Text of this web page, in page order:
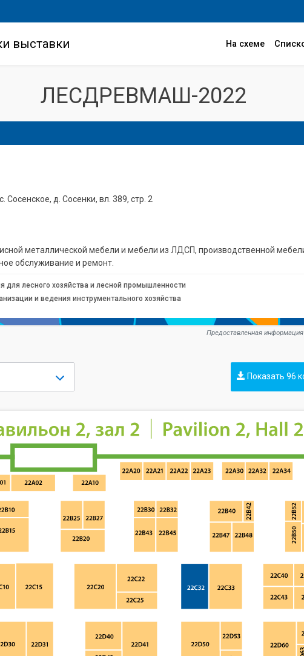
выставки На схеме
ЛЕСДРЕВМАШ-2022
Сосенское, д. Сосенки, вл. 389, стр. 2
металлической мебели и мебели из ЛДСП, производственной
обслуживание и ремонт.
для лесного хозяйства и лесной промышленности
и ведения инструментального хозяйства
Предоставленная
Показать 96